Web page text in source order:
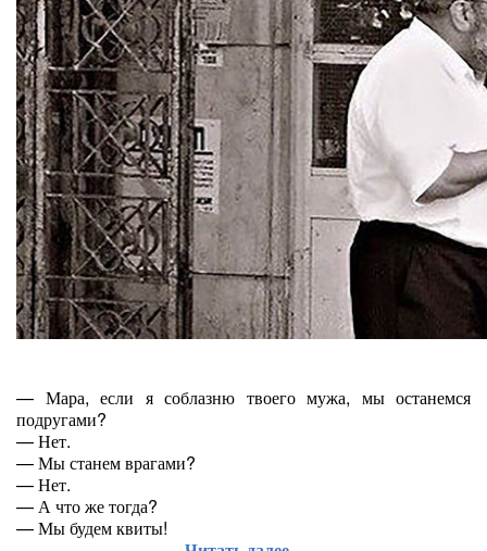
— Мара, если я соблазню твоего мужа, мы останемся
подругами?
— Нет.
— Мы станем врагами?
— Нет.
— А что же тогда?
— Мы будем квиты!